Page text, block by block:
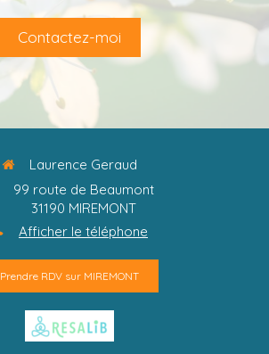
Contactez-moi
Laurence Geraud
99 route de Beaumont
31190 MIREMONT
Afficher le téléphone
Prendre RDV sur MIREMONT